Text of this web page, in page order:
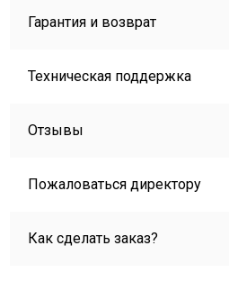
Гарантия и возврат
Техническая поддержка
Отзывы
Пожаловаться директору
Как сделать заказ?